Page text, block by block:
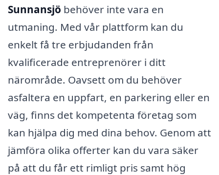
Sunnansjö behöver inte vara en
utmaning. Med vår plattform kan du
enkelt få tre erbjudanden från
kvalificerade entreprenörer i ditt
närområde. Oavsett om du behöver
asfaltera en uppfart, en parkering eller en
väg, finns det kompetenta företag som
kan hjälpa dig med dina behov. Genom att
jämföra olika offerter kan du vara säker
på att du får ett rimligt pris samt hög